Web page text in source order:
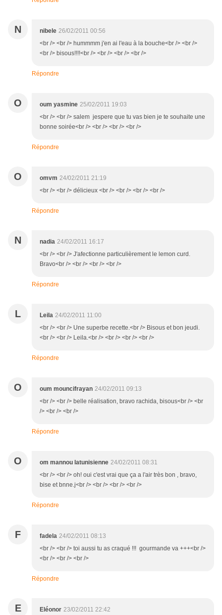
N nibele 26/02/2011 00:56
<br /> <br /> hummmm j'en ai l'eau à la bouche<br /> <br />
<br /> bisous!!!!<br /> <br /> <br /> <br />
Répondre
O oum yasmine 25/02/2011 19:03
<br /> <br /> salem jespere que tu vas bien je te souhaite une
bonne soirée<br /> <br /> <br /> <br />
Répondre
O omvm 24/02/2011 21:19
<br /> <br /> délicieux <br /> <br /> <br /> <br />
Répondre
N nadia 24/02/2011 16:17
<br /> <br /> J'afectionne particulièrement le lemon curd.
Bravo<br /> <br /> <br /> <br />
Répondre
L Leila 24/02/2011 11:00
<br /> <br /> Une superbe recette.<br /> Bisous et bon jeudi.
<br /> <br /> Leila.<br /> <br /> <br /> <br />
Répondre
O oum mouncifrayan 24/02/2011 09:13
<br /> <br /> belle réalisation, bravo rachida, bisous<br /> <br
/> <br /> <br />
Répondre
O om mannou latunisienne 24/02/2011 08:31
<br /> <br /> oh! oui c'est vrai que ça a l'air très bon , bravo,
bise et bnne.j<br /> <br /> <br /> <br />
Répondre
F fadela 24/02/2011 08:13
<br /> <br /> toi aussi tu as craqué !!! gourmande va +++<br />
<br /> <br /> <br />
Répondre
E Eléonor 23/02/2011 22:42